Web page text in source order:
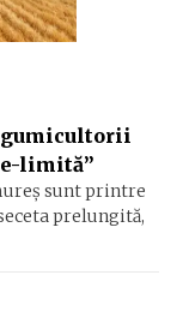
limită”
sunt printre
prelungită,